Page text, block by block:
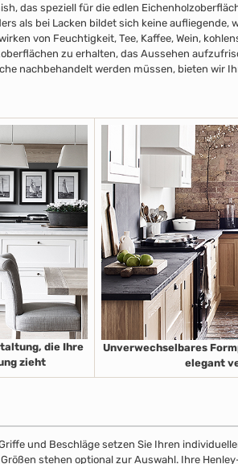
das speziell für die edlen
als bei Lacken bildet sich keine aufliegende,
von Feuchtigkeit, Tee, Kaffee, Wein,
zu erhalten, das Aussehen
nachbehandelt werden müssen, bieten wir
die Ihre
zieht
Unverwechselbares
elegant
und Beschläge setzen Sie Ihren
stehen optional zur Auswahl. Ihre